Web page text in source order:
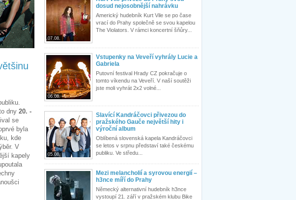
dny 20. -
se
byla
kde
V
kapely
07.08.
dosud nejosobnější nahrávku
Americký hudebník Kurt Vile se po čase
vrací do Prahy společně se svou kapelou
The Violators. V rámci koncertní šňůry...
06.08.
Vstupenky na Veveří vyhrály Lucie a
Gabriela
Putovní festival Hrady CZ pokračuje o
tomto víkendu na Veveří. V naší soutěži
jste moli vyhrát 2x2 volné...
05.08.
Slavící Kandráčovci přivezou do
pražského Gauče největší hity i
výroční album
Oblíbená slovenská kapela Kandráčovci
se letos v srpnu představí také českému
publiku. Ve středu...
Mezi melancholií a syrovou energií –
h3nce míří do Prahy
Německý alternativní hudebník h3nce
vystoupí 21. září v pražském klubu Bike